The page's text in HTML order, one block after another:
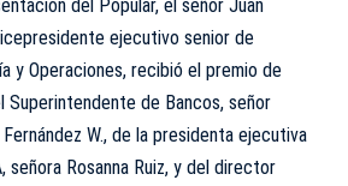
del Popular, el señor Juan
ejecutivo senior de
y Operaciones, recibió el premio de
Superintendente de Bancos, señor
W., de la presidenta ejecutiva
señora Rosanna Ruiz, y del director